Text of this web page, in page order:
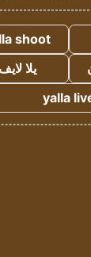
shoot
يلا لايف
yalla